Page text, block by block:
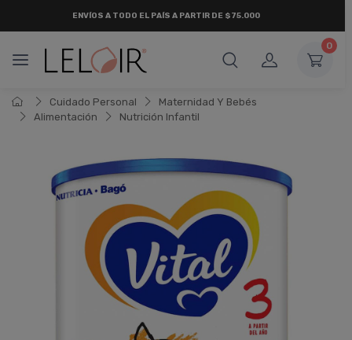
ENVÍOS A TODO EL PAÍS A PARTIR DE $75.000
0
Cuidado Personal
Maternidad Y Bebés
Alimentación
Nutrición Infantil